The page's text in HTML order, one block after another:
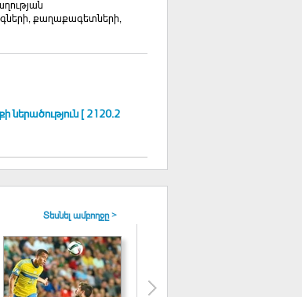
քաղաքագետների,
[ 2120.2
Տեսնել ամբողջը >